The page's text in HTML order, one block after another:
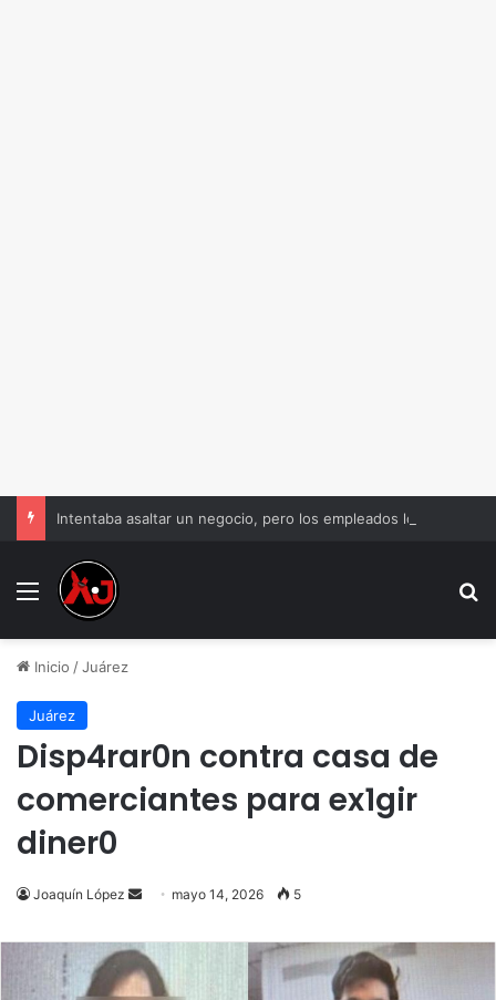
Menu
Inicio /Juárez
Juárez
Disp4rar0n contra casa de
comerciantes para ex1gir
diner0
Joaquín López
Send
email
mayo 14, 2026 5